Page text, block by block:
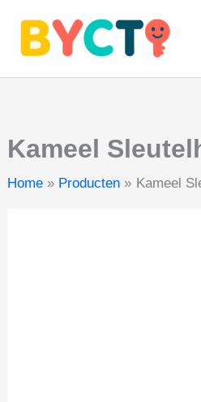
inhoud
Kameel
Home Producten Kameel